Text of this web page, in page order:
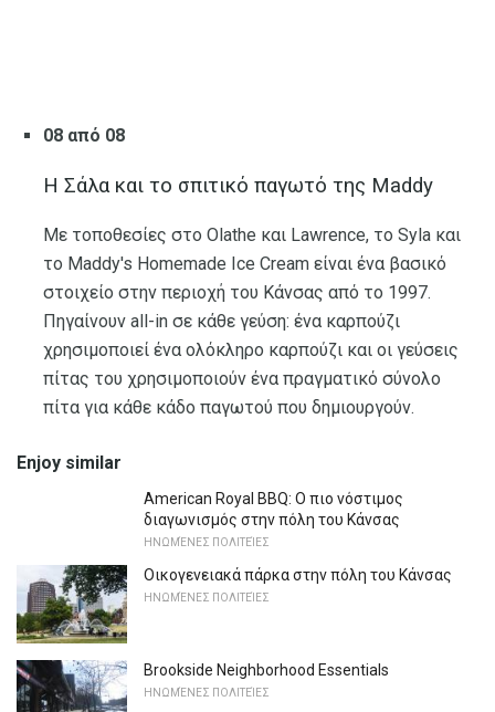
08 από 08
Η Σάλα και το σπιτικό παγωτό της Maddy
Με τοποθεσίες στο Olathe και Lawrence, το Syla και
το Maddy's Homemade Ice Cream είναι ένα βασικό
στοιχείο στην περιοχή του Κάνσας από το 1997.
Πηγαίνουν all-in σε κάθε γεύση: ένα καρπούζι
χρησιμοποιεί ένα ολόκληρο καρπούζι και οι γεύσεις
πίτας του χρησιμοποιούν ένα πραγματικό σύνολο
πίτα για κάθε κάδο παγωτού που δημιουργούν.
Enjoy similar
American Royal BBQ: Ο πιο νόστιμος
διαγωνισμός στην πόλη του Κάνσας
ΗΝΩΜΈΝΕΣ ΠΟΛΙΤΕΊΕΣ
Οικογενειακά πάρκα στην πόλη του Κάνσας
ΗΝΩΜΈΝΕΣ ΠΟΛΙΤΕΊΕΣ
Brookside Neighborhood Essentials
ΗΝΩΜΈΝΕΣ ΠΟΛΙΤΕΊΕΣ